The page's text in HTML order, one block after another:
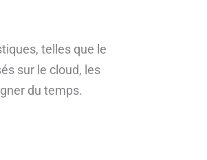
telles que le
sur le cloud, les
du temps.